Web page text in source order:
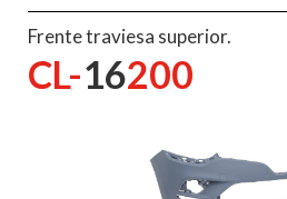
Frente traviesa superior.
CL-16200